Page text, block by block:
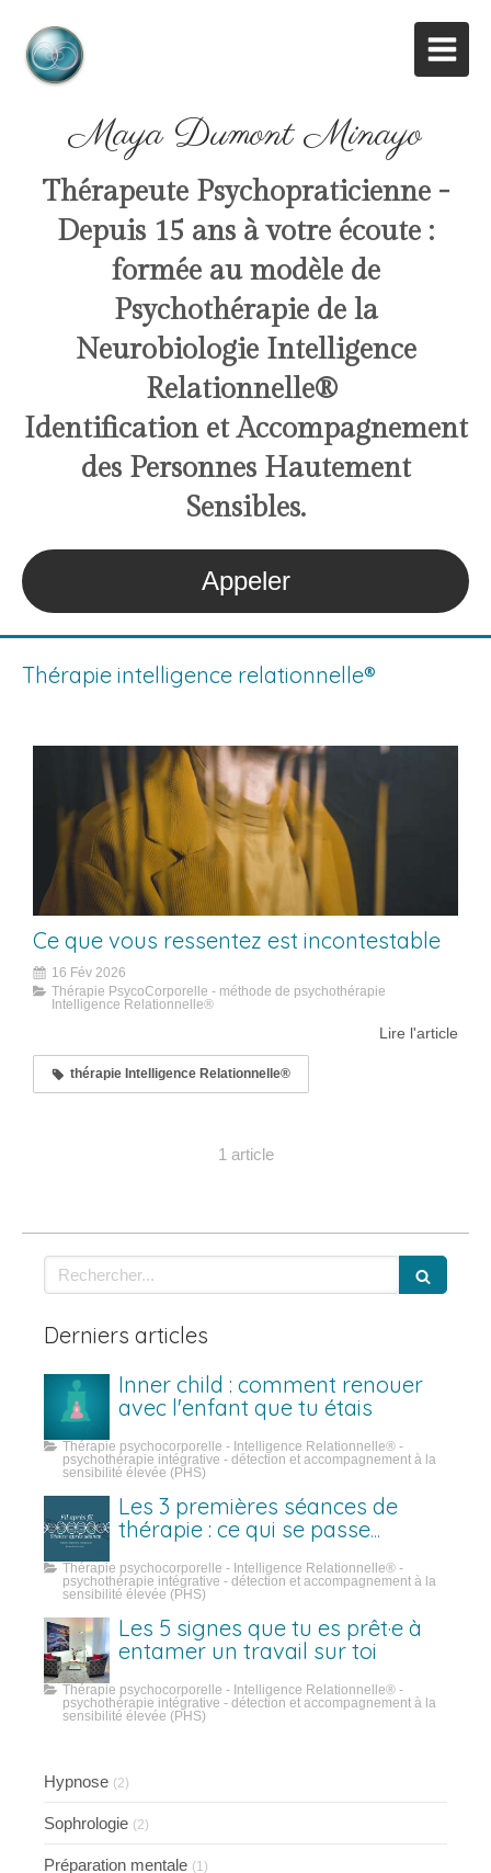
Maya Dumont Minayo
Thérapeute Psychopraticienne -
Depuis 15 ans à votre écoute :
formée au modèle de
Psychothérapie de la
Neurobiologie Intelligence
Relationnelle®
Identification et Accompagnement
des Personnes Hautement
Sensibles.
Appeler
Thérapie intelligence relationnelle®
Ce que vous ressentez est incontestable
16 Fév 2026
Thérapie PsycoCorporelle - méthode de psychothérapie
Intelligence Relationnelle®
Lire l'article
thérapie Intelligence Relationnelle®
1 article
Rechercher
Derniers articles
Inner child : comment renouer
avec l'enfant que tu étais
Thérapie psychocorporelle - Intelligence Relationnelle® -
psychothérapie intégrative - détection et accompagnement à la
sensibilité élevée (PHS)
Les 3 premières séances de
thérapie : ce qui se passe
Thérapie psychocorporelle - Intelligence Relationnelle® -
psychothérapie intégrative - détection et accompagnement à la
sensibilité élevée (PHS)
Les 5 signes que tu es prêt·e à
entamer un travail sur toi
Thérapie psychocorporelle - Intelligence Relationnelle® -
psychothérapie intégrative - détection et accompagnement à la
sensibilité élevée (PHS)
Hypnose (2)
Sophrologie (2)
Préparation mentale (1)